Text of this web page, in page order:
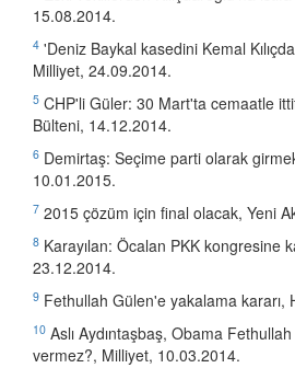
15.08.2014.
4 'Deniz Baykal kasedini Kemal
Milliyet, 24.09.2014.
5 CHP'li Güler: 30 Mart'ta cemaatle
Bülteni, 14.12.2014.
6 Demirtaş: Seçime parti olarak
10.01.2015.
7 2015 çözüm için final olacak, Yeni
8 Karayılan: Öcalan PKK kongresine
23.12.2014.
9 Fethullah Gülen'e yakalama kararı,
10 Aslı Aydıntaşbaş, Obama
vermez?, Milliyet, 10.03.2014.